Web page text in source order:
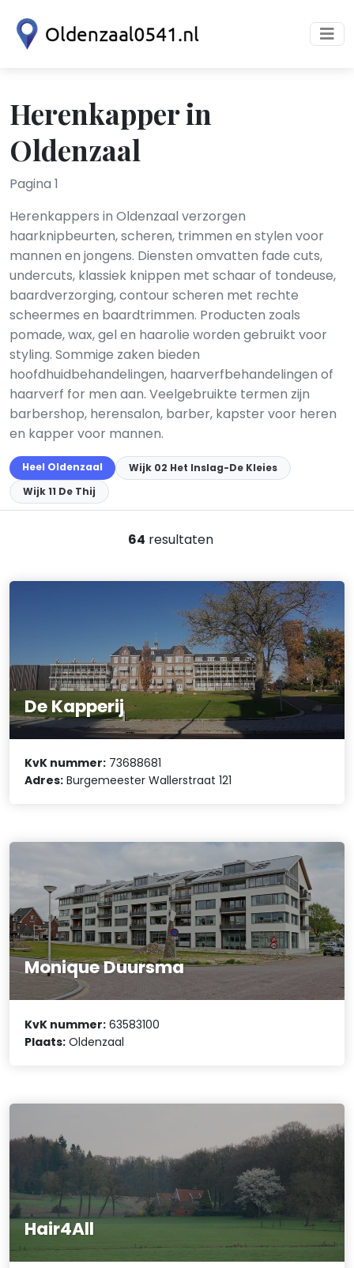
Herenkapper in
Oldenzaal
Pagina 1
Herenkappers in Oldenzaal verzorgen
haarknipbeurten, scheren, trimmen en stylen voor
mannen en jongens. Diensten omvatten fade cuts,
undercuts, klassiek knippen met schaar of tondeuse,
baardverzorging, contour scheren met rechte
scheermes en baardtrimmen. Producten zoals
pomade, wax, gel en haar­olie worden gebruikt voor
styling. Sommige zaken bieden
hoofdhuidbehandelingen, haarverfbehandelingen of
haarverf for men aan. Veelgebruikte termen zijn
barbershop, herensalon, barber, kapster voor heren
en kapper voor mannen.
Heel Oldenzaal
Wijk 02 Het Inslag-De Kleies
Wijk 11 De Thij
64 resultaten
De Kapperij
KvK nummer: 73688681
Adres: Burgemeester Wallerstraat 121
Monique Duursma
KvK nummer: 63583100
Plaats: Oldenzaal
Hair4All